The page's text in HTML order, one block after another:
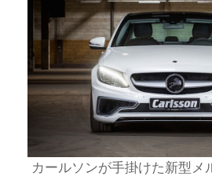
カールソンが手掛けた新型メ